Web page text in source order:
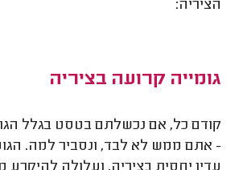
הציריה:
גומייה קרועה בציריה
קודם כל, אם נכשלתם בטסט בגלל
- אתם ממש לא לבד, ונסביר למה.